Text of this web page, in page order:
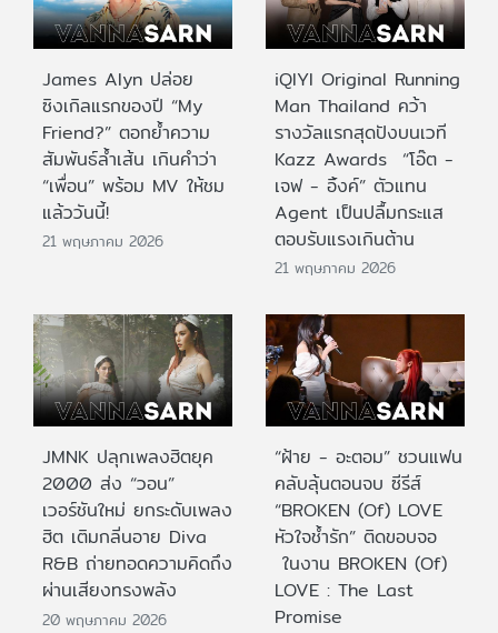
James Alyn ปล่อย
ซิงเกิลแรกของปี “My
Friend?” ตอกย้ำความ
สัมพันธ์ล้ำเส้น เกินคำว่า
“เพื่อน” พร้อม MV ให้ชม
แล้ววันนี้!
21 พฤษภาคม 2026
iQIYI Original Running
Man Thailand คว้า
รางวัลแรกสุดปังบนเวที
Kazz Awards “โอ๊ต -
เจฟ - อิ้งค์” ตัวแทน
Agent เป็นปลื้มกระแส
ตอบรับแรงเกินต้าน
21 พฤษภาคม 2026
JMNK ปลุกเพลงฮิตยุค
2000 ส่ง “วอน”
เวอร์ชันใหม่ ยกระดับเพลง
ฮิต เติมกลิ่นอาย Diva
R&B ถ่ายทอดความคิดถึง
ผ่านเสียงทรงพลัง
20 พฤษภาคม 2026
“ฝ้าย - อะตอม” ชวนแฟน
คลับลุ้นตอนจบ ซีรีส์
“BROKEN (Of) LOVE
หัวใจช้ำรัก” ติดขอบจอ
ในงาน BROKEN (Of)
LOVE : The Last
Promise